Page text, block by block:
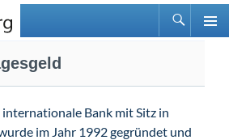
Bank mit Sitz in
im Jahr 1992 gegründet und